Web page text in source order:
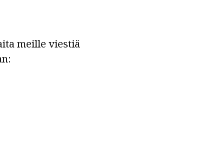
meille viestiä